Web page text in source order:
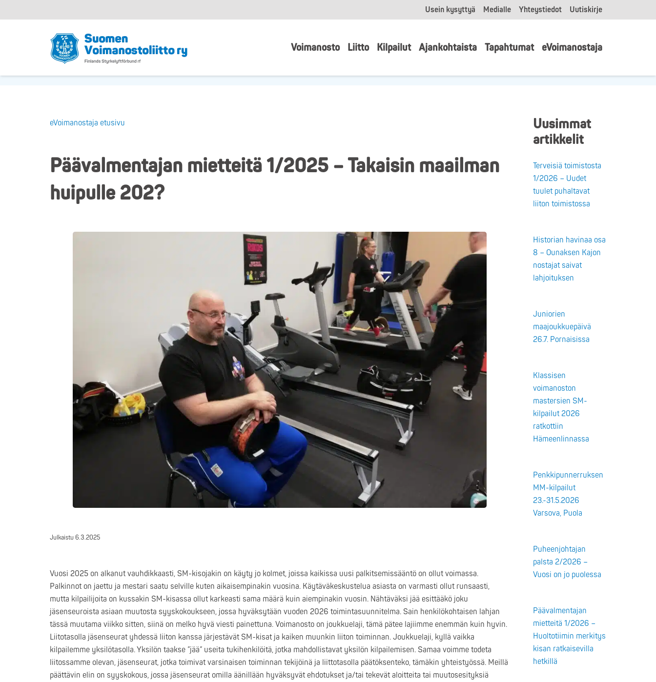
Usein kysyttyä Medialle Yhteystiedot Uutiskirje
Voimanosto Liitto Kilpailut Ajankohtaista Tapahtumat eVoimanostaja
eVoimanostaja etusivu
Päävalmentajan mietteitä 1/2025 – Takaisin maailman
huipulle 202?
Julkaistu 6.3.2025
Vuosi 2025 on alkanut vauhdikkaasti, SM-kisojakin on käyty jo kolmet, joissa kaikissa uusi palkitsemissääntö on ollut voimassa.
Palkinnot on jaettu ja mestari saatu selville kuten aikaisempinakin vuosina. Käytäväkeskustelua asiasta on varmasti ollut runsaasti,
mutta kilpailijoita on kussakin SM-kisassa ollut karkeasti sama määrä kuin aiempinakin vuosin. Nähtäväksi jää esittääkö joku
jäsenseuroista asiaan muutosta syyskokoukseen, jossa hyväksytään vuoden 2026 toimintasuunnitelma. Sain henkilökohtaisen lahjan
tässä muutama viikko sitten, siinä on melko hyvä viesti painettuna. Voimanosto on joukkuelaji, tämä pätee lajiimme enemmän kuin hyvin.
Liitotasolla jäsenseurat yhdessä liiton kanssa järjestävät SM-kisat ja kaiken muunkin liiton toiminnan. Joukkuelaji, kyllä vaikka
kilpailemme yksilötasolla. Yksilön taakse ”jää” useita tukihenkilöitä, jotka mahdollistavat yksilön kilpailemisen. Samaa voimme todeta
liitossamme olevan, jäsenseurat, jotka toimivat varsinaisen toiminnan tekijöinä ja liittotasolla päätöksenteko, tämäkin yhteistyössä. Meillä
päättävin elin on syyskokous, jossa jäsenseurat omilla äänillään hyväksyvät ehdotukset ja/tai tekevät aloitteita tai muutosesityksiä
Uusimmat
artikkelit
Terveisiä toimistosta
1/2026 – Uudet
tuulet puhaltavat
liiton toimistossa
Historian havinaa osa
8 – Ounaksen Kajon
nostajat saivat
lahjoituksen
Juniorien
maajoukkuepäivä
26.7. Pornaisissa
Klassisen
voimanoston
mastersien SM-
kilpailut 2026
ratkottiin
Hämeenlinnassa
Penkkipunnerruksen
MM-kilpailut
23.-31.5.2026
Varsova, Puola
Puheenjohtajan
palsta 2/2026 –
Vuosi on jo puolessa
Päävalmentajan
mietteitä 1/2026 –
Huoltotiimin merkitys
kisan ratkaisevilla
hetkillä